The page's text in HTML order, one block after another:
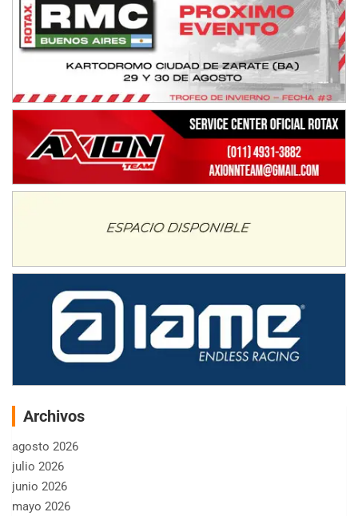
Archivos
agosto 2026
julio 2026
junio 2026
mayo 2026